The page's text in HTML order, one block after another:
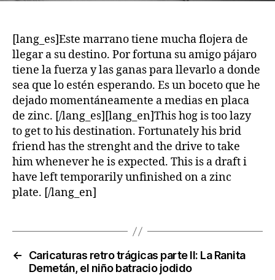
[lang_es]Este marrano tiene mucha flojera de
llegar a su destino. Por fortuna su amigo pájaro
tiene la fuerza y las ganas para llevarlo a donde
sea que lo estén esperando. Es un boceto que he
dejado momentáneamente a medias en placa
de zinc. [/lang_es][lang_en]This hog is too lazy
to get to his destination. Fortunately his brid
friend has the strenght and the drive to take
him whenever he is expected. This is a draft i
have left temporarily unfinished on a zinc
plate. [/lang_en]
←
Caricaturas retro trágicas parte II: La Ranita
Demetán, el niño batracio jodido